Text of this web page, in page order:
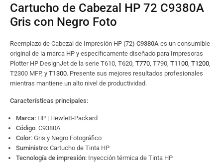
Cartucho de Cabezal HP 72 C9380A
Gris con Negro Foto
Reemplazo de Cabezal de Impresión HP (72) C9380A es un consumible
original de la marca HP y específicamente diseñado para Impresoras
Plotter HP DesignJet de la serie T610, T620, T770 , T790, T1100 T1200
T2300 MFP, y T1300. Presente sus mejores resultados profesionales
mientras mantiene un alto nivel de productividad.
Características principales:
Marca: HP | Hewlett-Packard
Código: C9380A
Color: Gris y Negro Fotográfico
Suministro: Cartucho de Tinta HP
Tecnología de impresión: Inyección térmica de Tinta HP